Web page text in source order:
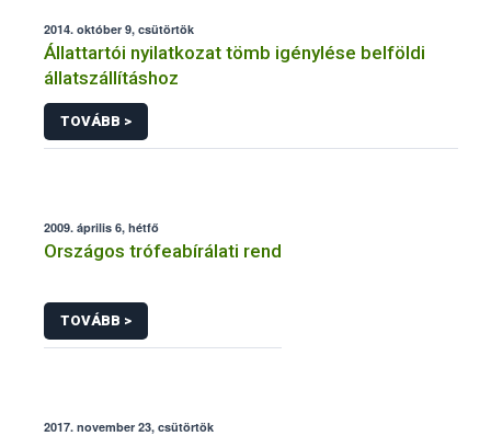
2014. október 9, csütörtök
Állattartói nyilatkozat tömb igénylése belföldi
állatszállításhoz
TOVÁBB >
2009. április 6, hétfő
Országos trófeabírálati rend
TOVÁBB >
2017. november 23, csütörtök